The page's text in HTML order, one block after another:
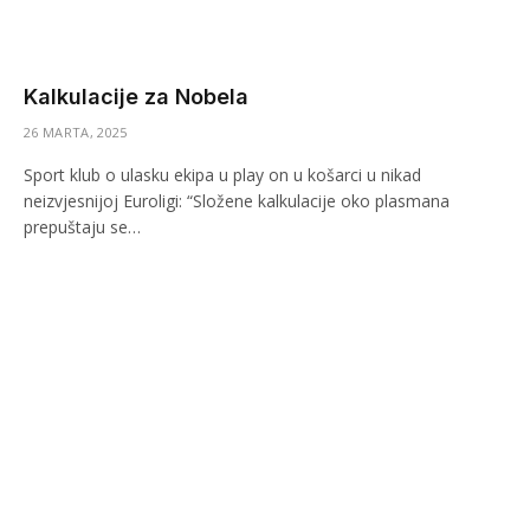
Kalkulacije za Nobela
26 MARTA, 2025
Sport klub o ulasku ekipa u play on u košarci u nikad
neizvjesnijoj Euroligi: “Složene kalkulacije oko plasmana
prepuštaju se…